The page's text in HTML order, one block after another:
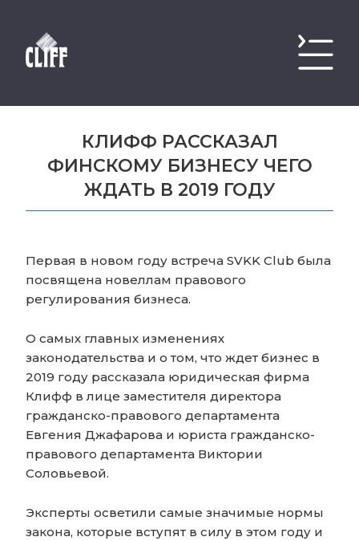
КЛИФФ РАССКАЗАЛ
ФИНСКОМУ БИЗНЕСУ ЧЕГО
ЖДАТЬ В 2019 ГОДУ
Первая в новом году встреча SVKK Club была
посвящена новеллам правового
регулирования бизнеса.
О самых главных изменениях
законодательства и о том, что ждет бизнес в
2019 году рассказала юридическая фирма
Клифф в лице заместителя директора
гражданско-правового департамента
Евгения Джафарова и юриста гражданско-
правового департамента Виктории
Соловьевой.
Эксперты осветили самые значимые нормы
закона, которые вступят в силу в этом году и